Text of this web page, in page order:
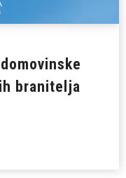
branitelja